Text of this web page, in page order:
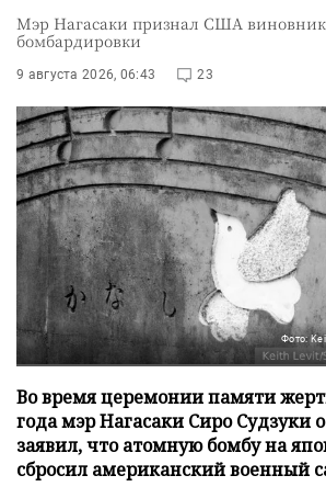
Мэр Нагасаки признал США
бомбардировки
9 августа 2026, 06:43 23
Фото:
Во время церемонии памяти
года мэр Нагасаки Сиро Судзуки
заявил, что атомную бомбу на
сбросил американский военный